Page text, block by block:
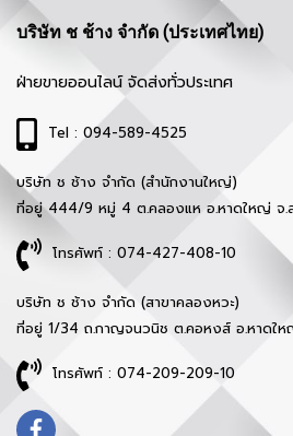
บริษัท ช ช้าง จำกัด (ประเทศไทย)
ฝ่ายขายออนไลน์ จัดส่งทั่วประเทศ
Tel : 094-589-4525
บริษัท ช ช้าง จำกัด (สำนักงานใหญ่)
ที่อยู่ 444/9 หมู่ 4 ต.คลองแห อ.หาดใหญ่ จ.
โทรศัพท์ : 074-427-408-10
บริษัท ช ช้าง จำกัด (สาขาคลองหวะ)
ที่อยู่ 1/34 ถ.กาญจนวนิช ต.คอหงส์ อ.หาดให
โทรศัพท์ : 074-209-209-10